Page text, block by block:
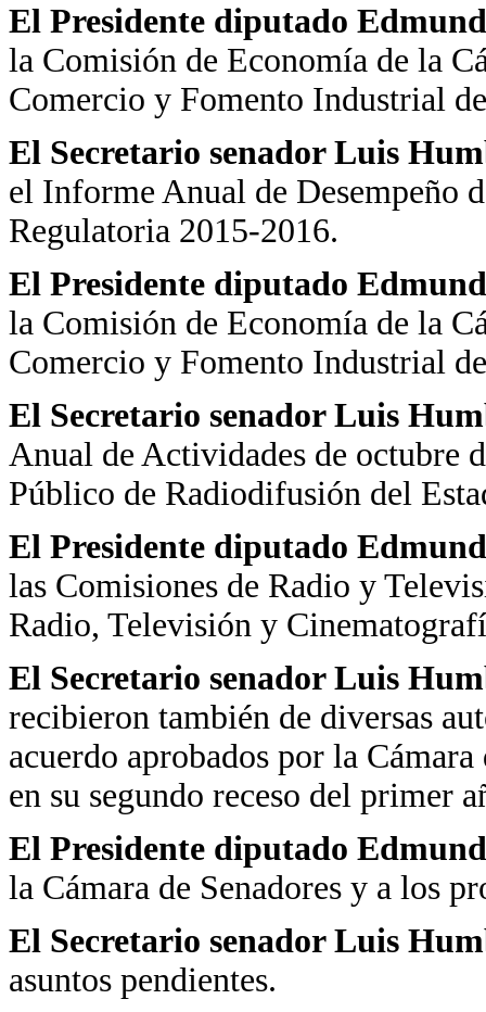
El Presidente diputado
la Comisión de Economía de la
Comercio y Fomento Industrial
El Secretario senador Luis
el Informe Anual de Desempeño
Regulatoria 2015-2016.
El Presidente diputado
la Comisión de Economía de la
Comercio y Fomento Industrial
El Secretario senador Luis
Anual de Actividades de octubre
Público de Radiodifusión del
El Presidente diputado
las Comisiones de Radio y
Radio, Televisión y
El Secretario senador Luis
recibieron también de diversas
acuerdo aprobados por la
en su segundo receso del primer
El Presidente diputado
la Cámara de Senadores y a los
El Secretario senador Luis
asuntos pendientes.